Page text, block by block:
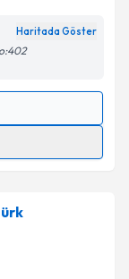
Haritada Göster
ile